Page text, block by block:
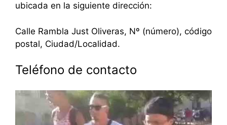
ubicada en la siguiente dirección:
Calle Rambla Just Oliveras, Nº (número), código
postal, Ciudad/Localidad.
Teléfono de contacto